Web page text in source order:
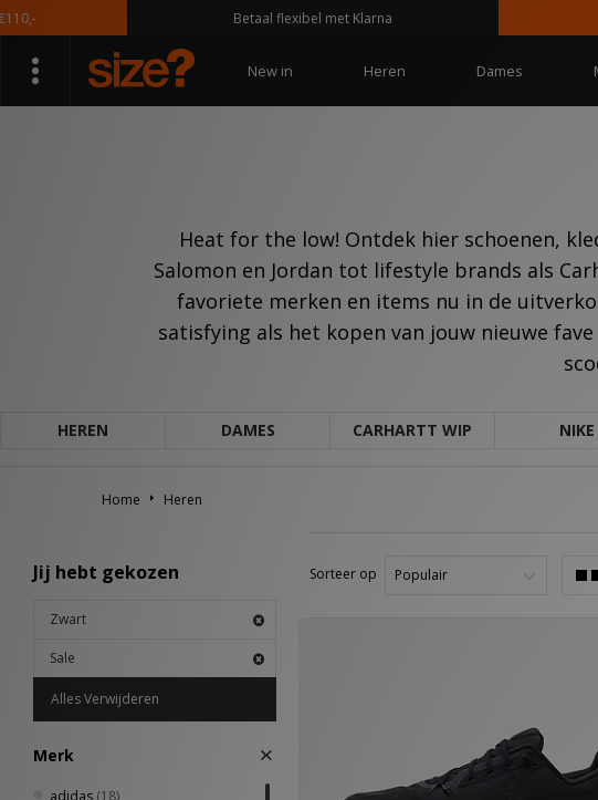
Betaal flexibel met Klarna
New in Heren Dames
Heat for the low! Ontdek hier schoenen,
Salomon en Jordan tot lifestyle brands als
favoriete merken en items nu in de
satisfying als het kopen van jouw nieuwe
HEREN DAMES CARHARTT WIP NIKE
Home Heren
Jij hebt gekozen
Zwart
Sale
Alles Verwijderen
Merk
adidas (18)
Sorteer op